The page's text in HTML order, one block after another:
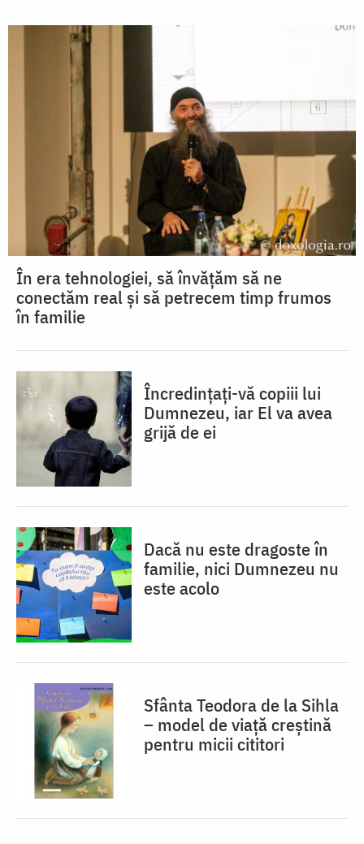
În era tehnologiei, să învățăm să ne
conectăm real și să petrecem timp frumos
în familie
Încredințați-vă copiii lui
Dumnezeu, iar El va avea
grijă de ei
Dacă nu este dragoste în
familie, nici Dumnezeu nu
este acolo
Sfânta Teodora de la Sihla
– model de viaţă creştină
pentru micii cititori